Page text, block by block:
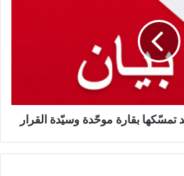
تمسّكها بقارة موحّدة وسيّدة القرار